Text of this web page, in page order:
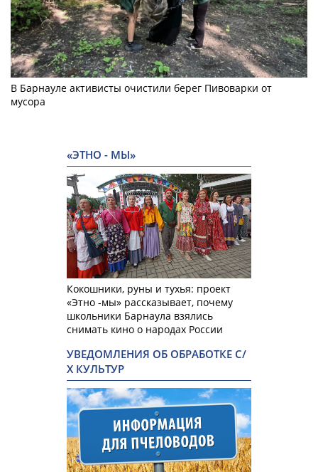
В Барнауле активисты очистили берег Пивоварки от
мусора
«ЭТНО - МЫ»
Кокошники, руны и тухья: проект
«Этно -мы» рассказывает, почему
школьники Барнаула взялись
снимать кино о народах России
УВЕДОМЛЕНИЯ ОБ ОБРАБОТКЕ С/
Х КУЛЬТУР